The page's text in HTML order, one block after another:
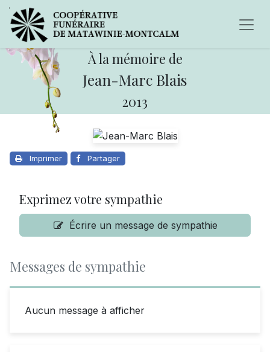
À la mémoire de
Jean-Marc Blais
2013
Imprimer Partager
Exprimez votre sympathie
Écrire un message de sympathie
Messages de sympathie
Aucun message à afficher